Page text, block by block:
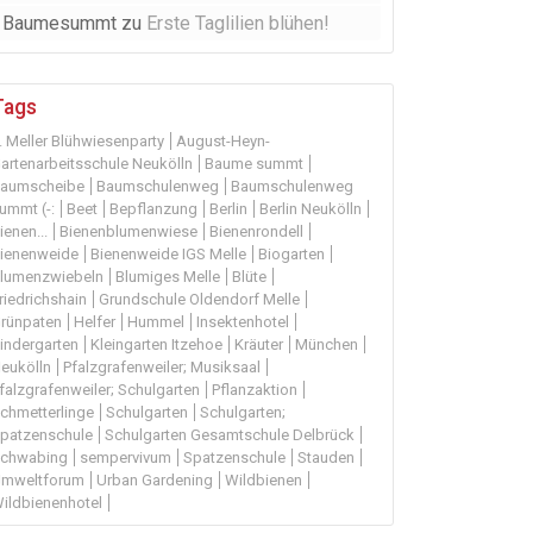
Baumesummt zu Erste Taglilien blühen!
Meller Blühwiesenparty
August-Heyn-
Neukölln
Baume summt
Baumschulenweg
Baumschulenweg
(-:
Beet Bepflanzung Berlin
Berlin Neukölln
Bienenblumenwiese
Bienenrondell
Bienenweide IGS Melle
Biogarten
Blumiges Melle
Blüte
Grundschule Oldendorf Melle
Helfer Hummel
Insektenhotel
Kleingarten Itzehoe Kräuter
München
Pfalzgrafenweiler; Musiksaal
Schulgarten
Pflanzaktion
Schulgarten
Schulgarten;
Schulgarten Gesamtschule Delbrück
sempervivum Spatzenschule
Stauden
Urban Gardening
Wildbienen